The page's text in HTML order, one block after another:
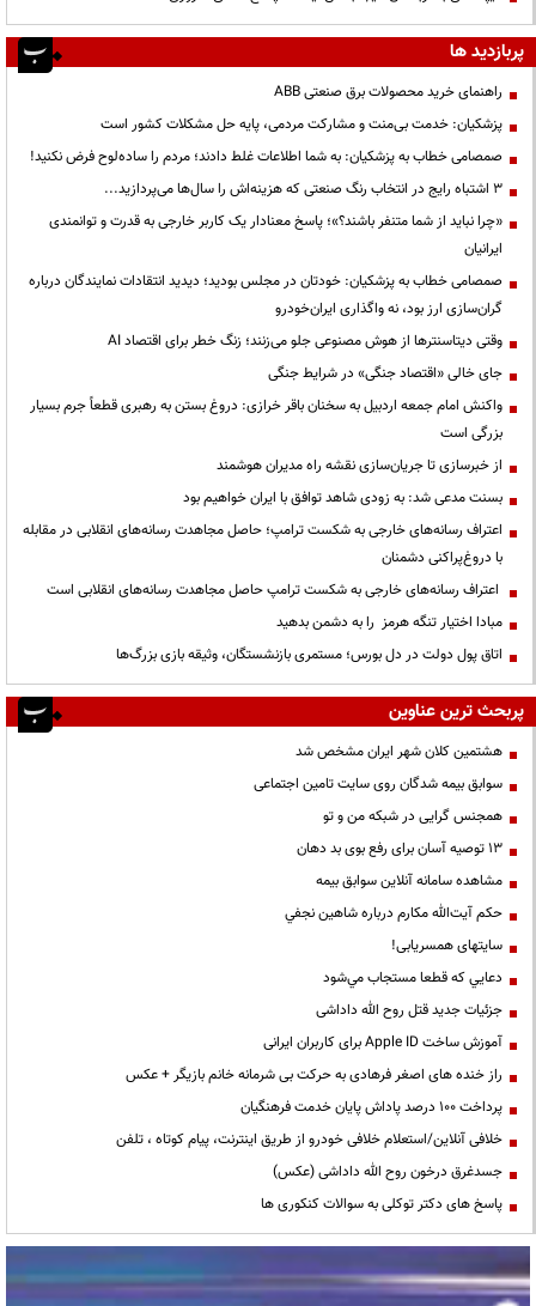
پربازدید ها
راهنمای خرید محصولات برق صنعتی ABB
پزشکیان: خدمت بی‌منت و مشارکت مردمی، پایه حل مشکلات کشور است
صمصامی خطاب به پزشکیان: به شما اطلاعات غلط دادند؛ مردم را ساده‌لوح فرض نکنید!
3 اشتباه رایج در انتخاب رنگ صنعتی که هزینه‌اش را سال‌ها می‌پردازید...
«چرا نباید از شما متنفر باشند؟»؛ پاسخ معنادار یک کاربر خارجی به قدرت و توانمندی
ایرانیان
صمصامی خطاب به پزشکیان: خودتان در مجلس بودید؛ دیدید انتقادات نمایندگان درباره
گران‌سازی ارز بود، نه واگذاری ایران‌خودرو
وقتی دیتاسنترها از هوش مصنوعی جلو می‌زنند؛ زنگ خطر برای اقتصاد AI
جای خالی «اقتصاد جنگی» در شرایط جنگی
واکنش امام جمعه اردبیل به سخنان باقر خرازی: دروغ بستن به رهبری قطعاً جرم بسیار
بزرگی است
از خبرسازی تا جریان‌سازی نقشه راه مدیران هوشمند
بسنت مدعی شد: به زودی شاهد توافق با ایران خواهیم بود
اعتراف رسانه‌های خارجی به شکست ترامپ؛ حاصل مجاهدت رسانه‌های انقلابی در مقابله
با دروغ‌پراکنی دشمنان
اعتراف رسانه‌های خارجی به شکست ترامپ حاصل مجاهدت رسانه‌های انقلابی است
مبادا اختیار تنگه هرمز را به دشمن بدهید
اتاق پول دولت در دل بورس؛ مستمری بازنشستگان، وثیقه بازی بزرگ‌ها
پربحث ترین عناوین
هشتمین کلان شهر ایران مشخص شد
سوابق بیمه شدگان روی سایت تامین اجتماعی
همجنس گرایی در شبکه من و تو
13 توصیه آسان برای رفع بوی بد دهان
مشاهده سامانه آنلاين سوابق بیمه
حكم آيت‌الله مكارم درباره شاهين نجفي
سایتهای همسریابی!
دعايي كه قطعا مستجاب مي‌شود
جزئیات جدید قتل روح الله داداشی
آموزش ساخت Apple ID برای کاربران ایرانی
راز خنده های اصغر فرهادی به حرکت بی شرمانه خانم بازیگر + عکس
پرداخت ۱۰۰ درصد پاداش پایان خدمت فرهنگیان
خلافی آنلاین/استعلام خلافی خودرو از طریق اینترنت، پیام کوتاه ، تلفن
جسدغرق درخون روح الله داداشی (عکس)
پاسخ های دکتر توکلی به سوالات کنکوری ها